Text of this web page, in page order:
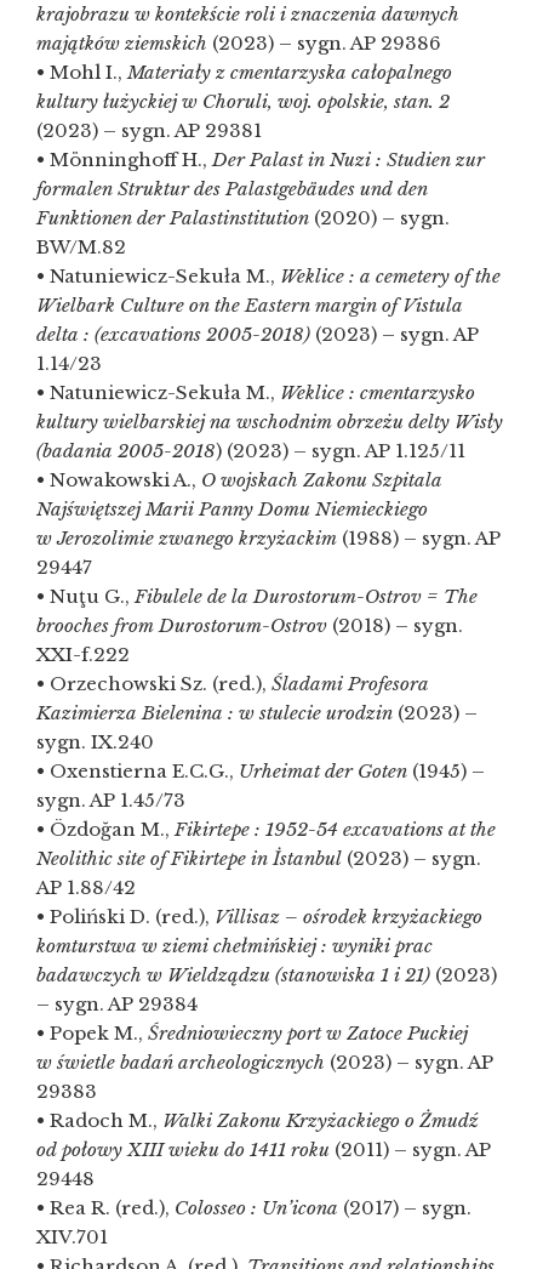
krajobrazu w kontekście roli i znaczenia dawnych
majątków ziemskich (2023) – sygn. AP 29386
• Mohl I., Materiały z cmentarzyska całopalnego
kultury łużyckiej w Choruli, woj. opolskie, stan. 2
(2023) – sygn. AP 29381
• Mönninghoff H., Der Palast in Nuzi : Studien zur
formalen Struktur des Palastgebäudes und den
Funktionen der Palastinstitution (2020) – sygn.
BW/M.82
• Natuniewicz-Sekuła M., Weklice : a cemetery of the
Wielbark Culture on the Eastern margin of Vistula
delta : (excavations 2005-2018) (2023) – sygn. AP
1.14/23
• Natuniewicz-Sekuła M., Weklice : cmentarzysko
kultury wielbarskiej na wschodnim obrzeżu delty Wisły
(badania 2005-2018) (2023) – sygn. AP 1.125/11
• Nowakowski A., O wojskach Zakonu Szpitala
Najświętszej Marii Panny Domu Niemieckiego
w Jerozolimie zwanego krzyżackim (1988) – sygn. AP
29447
• Nuţu G., Fibulele de la Durostorum-Ostrov = The
brooches from Durostorum-Ostrov (2018) – sygn.
XXI-f.222
• Orzechowski Sz. (red.), Śladami Profesora
Kazimierza Bielenina : w stulecie urodzin (2023) –
sygn. IX.240
• Oxenstierna E.C.G., Urheimat der Goten (1945) –
sygn. AP 1.45/73
• Özdoğan M., Fikirtepe : 1952-54 excavations at the
Neolithic site of Fikirtepe in İstanbul (2023) – sygn.
AP 1.88/42
• Poliński D. (red.), Villisaz – ośrodek krzyżackiego
komturstwa w ziemi chełmińskiej : wyniki prac
badawczych w Wieldządzu (stanowiska 1 i 21) (2023)
– sygn. AP 29384
• Popek M., Średniowieczny port w Zatoce Puckiej
w świetle badań archeologicznych (2023) – sygn. AP
29383
• Radoch M., Walki Zakonu Krzyżackiego o Żmudź
od połowy XIII wieku do 1411 roku (2011) – sygn. AP
29448
• Rea R. (red.), Colosseo : Un’icona (2017) – sygn.
XIV.701